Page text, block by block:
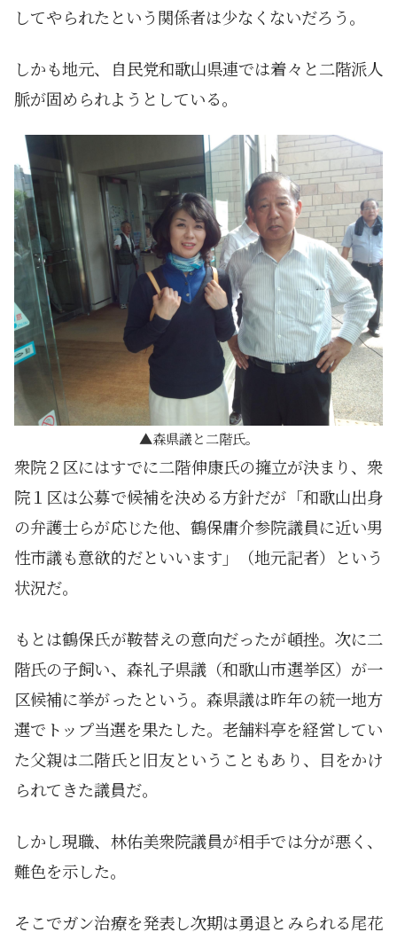
してやられたという関係者は少なくないだろう。
しかも地元、自民党和歌山県連では着々と二階派人
脈が固められようとしている。
森県議と二階氏。
衆院２区にはすでに二階伸康氏の擁立が決まり、衆
院１区は公募で候補を決める方針だが「和歌山出身
の弁護士らが応じた他、鶴保庸介参院議員に近い男
性市議も意欲的だといいます」（地元記者）という
状況だ。
もとは鶴保氏が鞍替えの意向だったが頓挫。次に二
階氏の子飼い、森礼子県議（和歌山市選挙区）が一
区候補に挙がったという。森県議は昨年の統一地方
選でトップ当選を果たした。老舗料亭を経営してい
た父親は二階氏と旧友ということもあり、目をかけ
られてきた議員だ。
しかし現職、林佑美衆院議員が相手では分が悪く、
難色を示した。
そこでガン治療を発表し次期は勇退とみられる尾花